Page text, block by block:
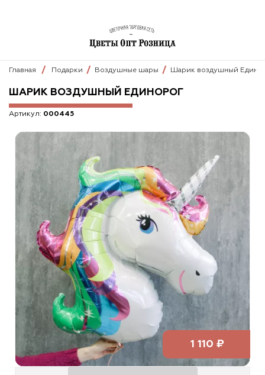
Главная Подарки Воздушные шары Шарик воздушный
ШАРИК ВОЗДУШНЫЙ ЕДИНОРОГ
Артикул: 000445
1 110 ₽